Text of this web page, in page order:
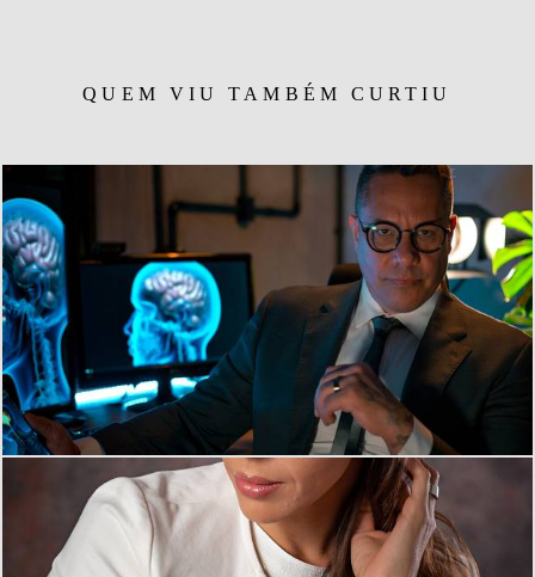
QUEM VIU TAMBÉM CURTIU